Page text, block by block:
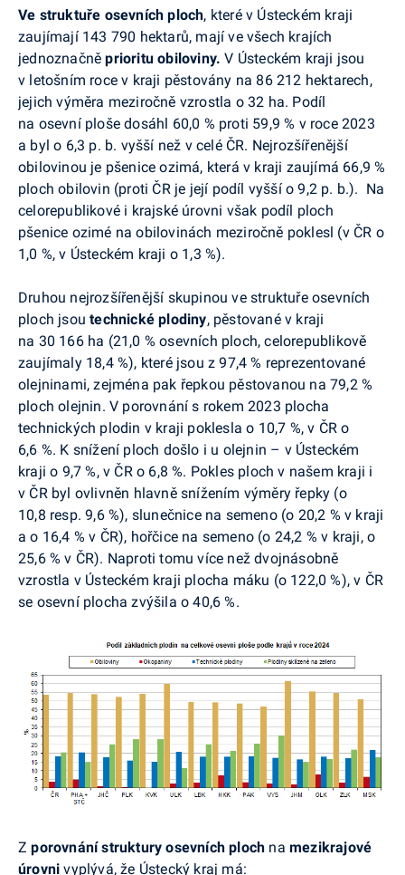
Ve struktuře osevních ploch, které v Ústeckém kraji
zaujímají 143 790 hektarů, mají ve všech krajích
jednoznačněprioritu obiloviny. V Ústeckém kraji jsou
v letošním roce v kraji pěstovány na 86 212 hektarech,
jejich výměra meziročně vzrostla o 32 ha. Podíl
na osevní ploše dosáhl 60,0 % proti 59,9 % v roce 2023
a byl o 6,3 p. b. vyššínež v celé ČR. Nejrozšířenější
obilovinou je pšenice ozimá, která v kraji zaujímá 66,9 %
ploch obilovin (proti ČR je její podíl vyšší o 9,2 p. b.). Na
celorepublikové i krajské úrovni však podíl ploch
pšenice ozimé na obilovinách meziročně poklesl (v ČR o
1,0 %, v Ústeckém kraji o 1,3 %).
Druhou nejrozšířenější skupinou ve struktuře osevních
ploch jsoutechnické plodiny, pěstované v kraji
na 30 166 ha (21,0 % osevních ploch, celorepublikově
zaujímaly 18,4 %), které jsou z 97,4 % reprezentované
olejninami, zejména pak řepkou pěstovanou na 79,2 %
ploch olejnin. V porovnání s rokem 2023 plocha
technických plodin v kraji poklesla o 10,7 %, v ČR o
6,6 %. K snížení ploch došlo i u olejnin – v Ústeckém
kraji o 9,7 %, v ČR o 6,8 %. Pokles ploch v našem kraji i
v ČR byl ovlivněn hlavně snížením výměry řepky (o
10,8 resp. 9,6 %), slunečnice na semeno (o 20,2 % v kraji
a o 16,4 % v ČR), hořčice na semeno (o 24,2 % v kraji, o
25,6 % v ČR). Naproti tomu více než dvojnásobně
vzrostla v Ústeckém kraji plocha máku (o 122,0 %), v ČR
se osevní plocha zvýšila o 40,6 %.
Zporovnání struktury osevních ploch namezikrajové
úrovni vyplývá, že Ústecký kraj má: